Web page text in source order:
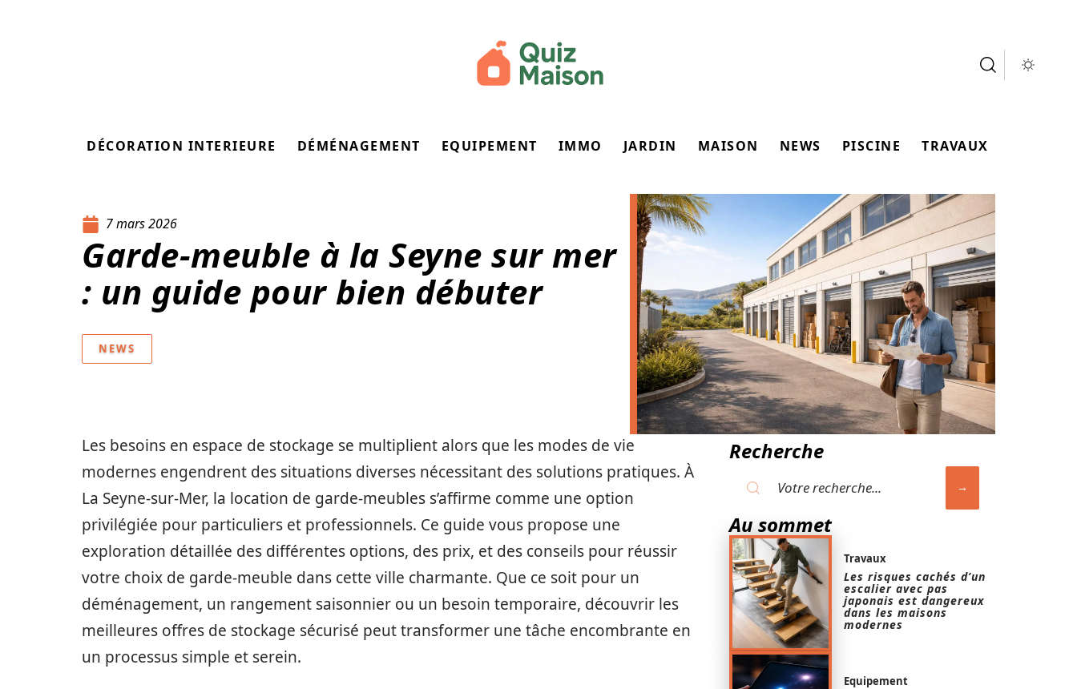
DÉCORATION INTERIEURE DÉMÉNAGEMENT EQUIPEMENT IMMO JARDIN MAISON NEWS PISCINE TRAVAUX
7 mars 2026
Garde-meuble à la Seyne sur mer
: un guide pour bien débuter
NEWS
Les besoins en espace de stockage se multiplient alors que les modes de vie
modernes engendrent des situations diverses nécessitant des solutions pratiques. À
La Seyne-sur-Mer, la location de garde-meubles s’affirme comme une option
privilégiée pour particuliers et professionnels. Ce guide vous propose une
exploration détaillée des différentes options, des prix, et des conseils pour réussir
votre choix de garde-meuble dans cette ville charmante. Que ce soit pour un
déménagement, un rangement saisonnier ou un besoin temporaire, découvrir les
meilleures offres de stockage sécurisé peut transformer une tâche encombrante en
un processus simple et serein.
Recherche
Au sommet
Travaux
Les risques cachés d’un
escalier avec pas
japonais est dangereux
dans les maisons
modernes
Equipement